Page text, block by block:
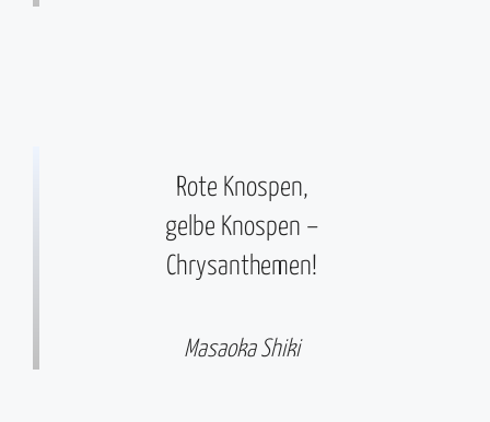
Rote Knospen,
gelbe Knospen –
Chrysanthemen!
Masaoka Shiki